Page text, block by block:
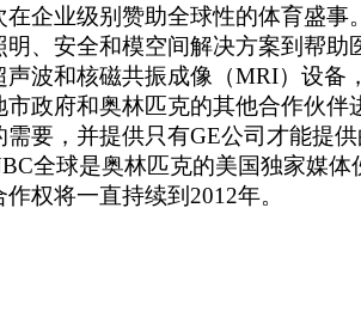
在企业级别赞助全球性的体育盛事
明、安全和模空间解决方案到帮助
声波和核磁共振成像（MRI）设备
市政府和奥林匹克的其他合作伙伴
需要，并提供只有GE公司才能提
全球是奥林匹克的美国独家媒
作权将一直持续到2012年。